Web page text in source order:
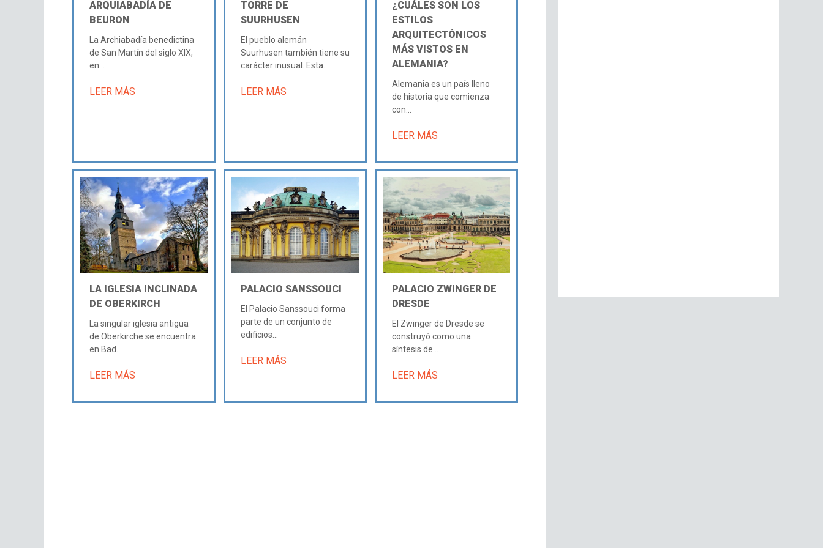
ARQUIABADÍA DE
BEURON
La Archiabadía benedictina
de San Martín del siglo XIX,
en...
LEER MÁS
TORRE DE
SUURHUSEN
El pueblo alemán
Suurhusen también tiene su
carácter inusual. Esta...
LEER MÁS
¿CUÁLES SON LOS
ESTILOS
ARQUITECTÓNICOS
MÁS VISTOS EN
ALEMANIA?
Alemania es un país lleno
de historia que comienza
con...
LEER MÁS
LA IGLESIA INCLINADA
DE OBERKIRCH
La singular iglesia antigua
de Oberkirche se encuentra
en Bad...
LEER MÁS
PALACIO SANSSOUCI
El Palacio Sanssouci forma
parte de un conjunto de
edificios...
LEER MÁS
PALACIO ZWINGER DE
DRESDE
El Zwinger de Dresde se
construyó como una
síntesis de...
LEER MÁS